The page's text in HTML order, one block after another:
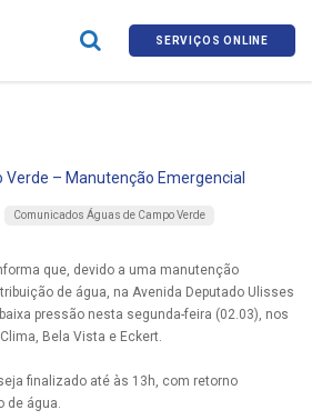
SERVIÇOS ONLINE
Verde – Manutenção Emergencial
Comunicados Águas de Campo Verde
que, devido a uma manutenção
de água, na Avenida Deputado Ulisses
pressão nesta segunda-feira (02.03), nos
Bela Vista e Eckert.
finalizado até às 13h, com retorno
de água.